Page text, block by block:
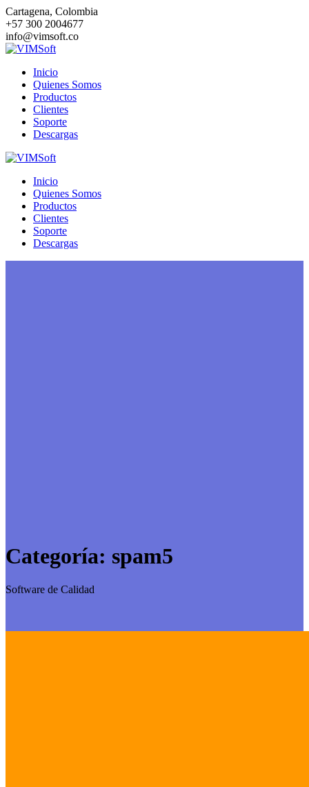
Saltar
al
contenido
Cartagena, Colombia
+57 300 2004677
info@vimsoft.co
Inicio
Quienes Somos
Productos
Clientes
Soporte
Descargas
Inicio
Quienes Somos
Productos
Clientes
Soporte
Descargas
Categoría: spam5
Software de Calidad